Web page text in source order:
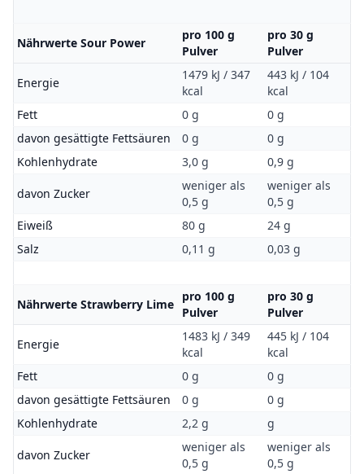
Nährwerte Sour Power
pro 100 g
Pulver
pro 30 g
Pulver
Energie
1479 kJ / 347
kcal
443 kJ / 104
kcal
Fett
0 g
0 g
davon gesättigte Fettsäuren
0 g
0 g
Kohlenhydrate
3,0 g 0,9 g
davon Zucker
weniger als
0,5 g
weniger als
0,5 g
Eiweiß
80 g
24 g
Salz
0,11 g 0,03 g
Nährwerte Strawberry Lime
pro 100 g
Pulver
pro 30 g
Pulver
Energie
1483 kJ / 349
kcal
445 kJ / 104
kcal
Fett
0 g
0 g
davon gesättigte Fettsäuren
0 g
0 g
Kohlenhydrate
2,2 g g
davon Zucker
weniger als
0,5 g
weniger als
0,5 g